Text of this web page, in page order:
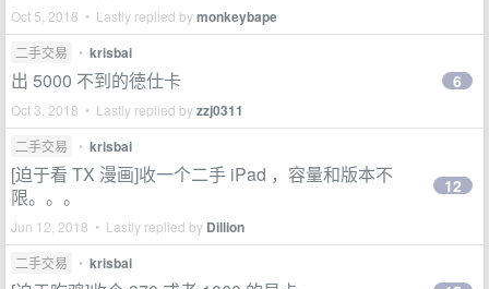
Oct 5, 2018 • Lastly replied bymonkeybape
二手交易 • krisbai
出 5000 不到的徳仕卡
Oct 3, 2018 • Lastly replied byzzj0311
6
二手交易 • krisbai
[迫于看 TX 漫画]收一个二手 iPad ，容量和版本不
限。。。
Jun 12, 2018 • Lastly replied by Dillion
12
二手交易 • krisbai